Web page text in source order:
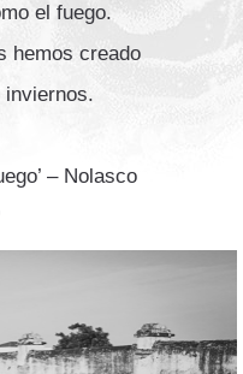
el fuego.
hemos creado
inviernos.
– Nolasco